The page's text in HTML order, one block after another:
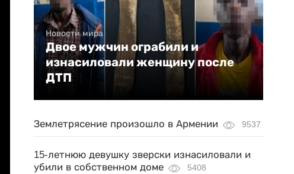
Новости мира
Двое мужчин ограбили и
изнасиловали женщину после
ДТП
Землетрясение произошло в Армении 9537
15-летнюю девушку зверски изнасиловали и
убили в собственном доме
5408